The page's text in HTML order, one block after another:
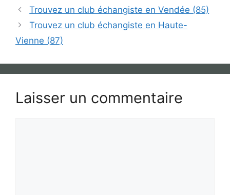
Trouvez un club échangiste en Vendée (85)
Trouvez un club échangiste en Haute-
Vienne (87)
Laisser un commentaire